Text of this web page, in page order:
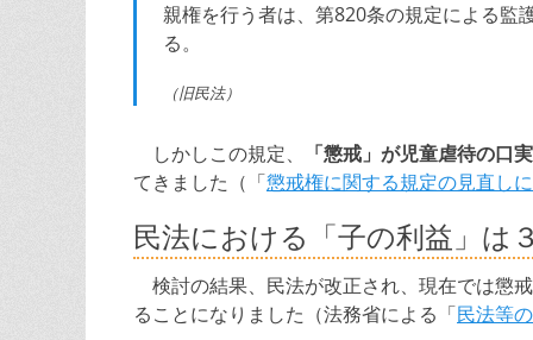
親権を行う者は、第820条の規定による監
る。
（旧民法）
しかしこの規定、
「懲戒」が児童虐待の口
てきました（「懲戒権に関する規定の見直し
民法における「子の利益」は
検討の結果、民法が改正され、現在では懲
ることになりました（法務省による「民法等